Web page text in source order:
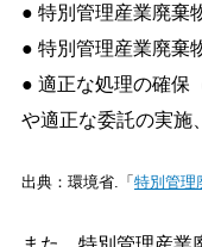
● 特別管理産業廃棄
● 特別管理産業廃棄
● 適正な処理の確保
や適正な委託の実施
出典：環境省.「 特別管理